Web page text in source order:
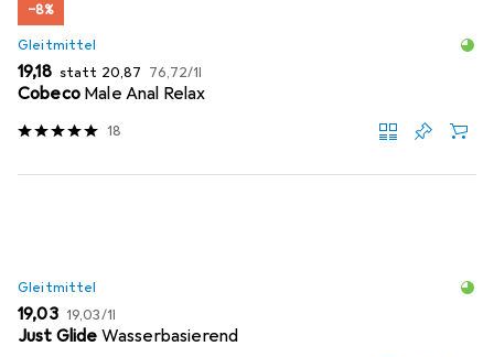
−8%
Gleitmittel
EUR
19,18 statt EUR
20,87 EUR
76,72/1l
Cobeco Male Anal Relax
18
Gleitmittel
EUR
19,03 EUR
19,03/1l
Just Glide Wasserbasierend